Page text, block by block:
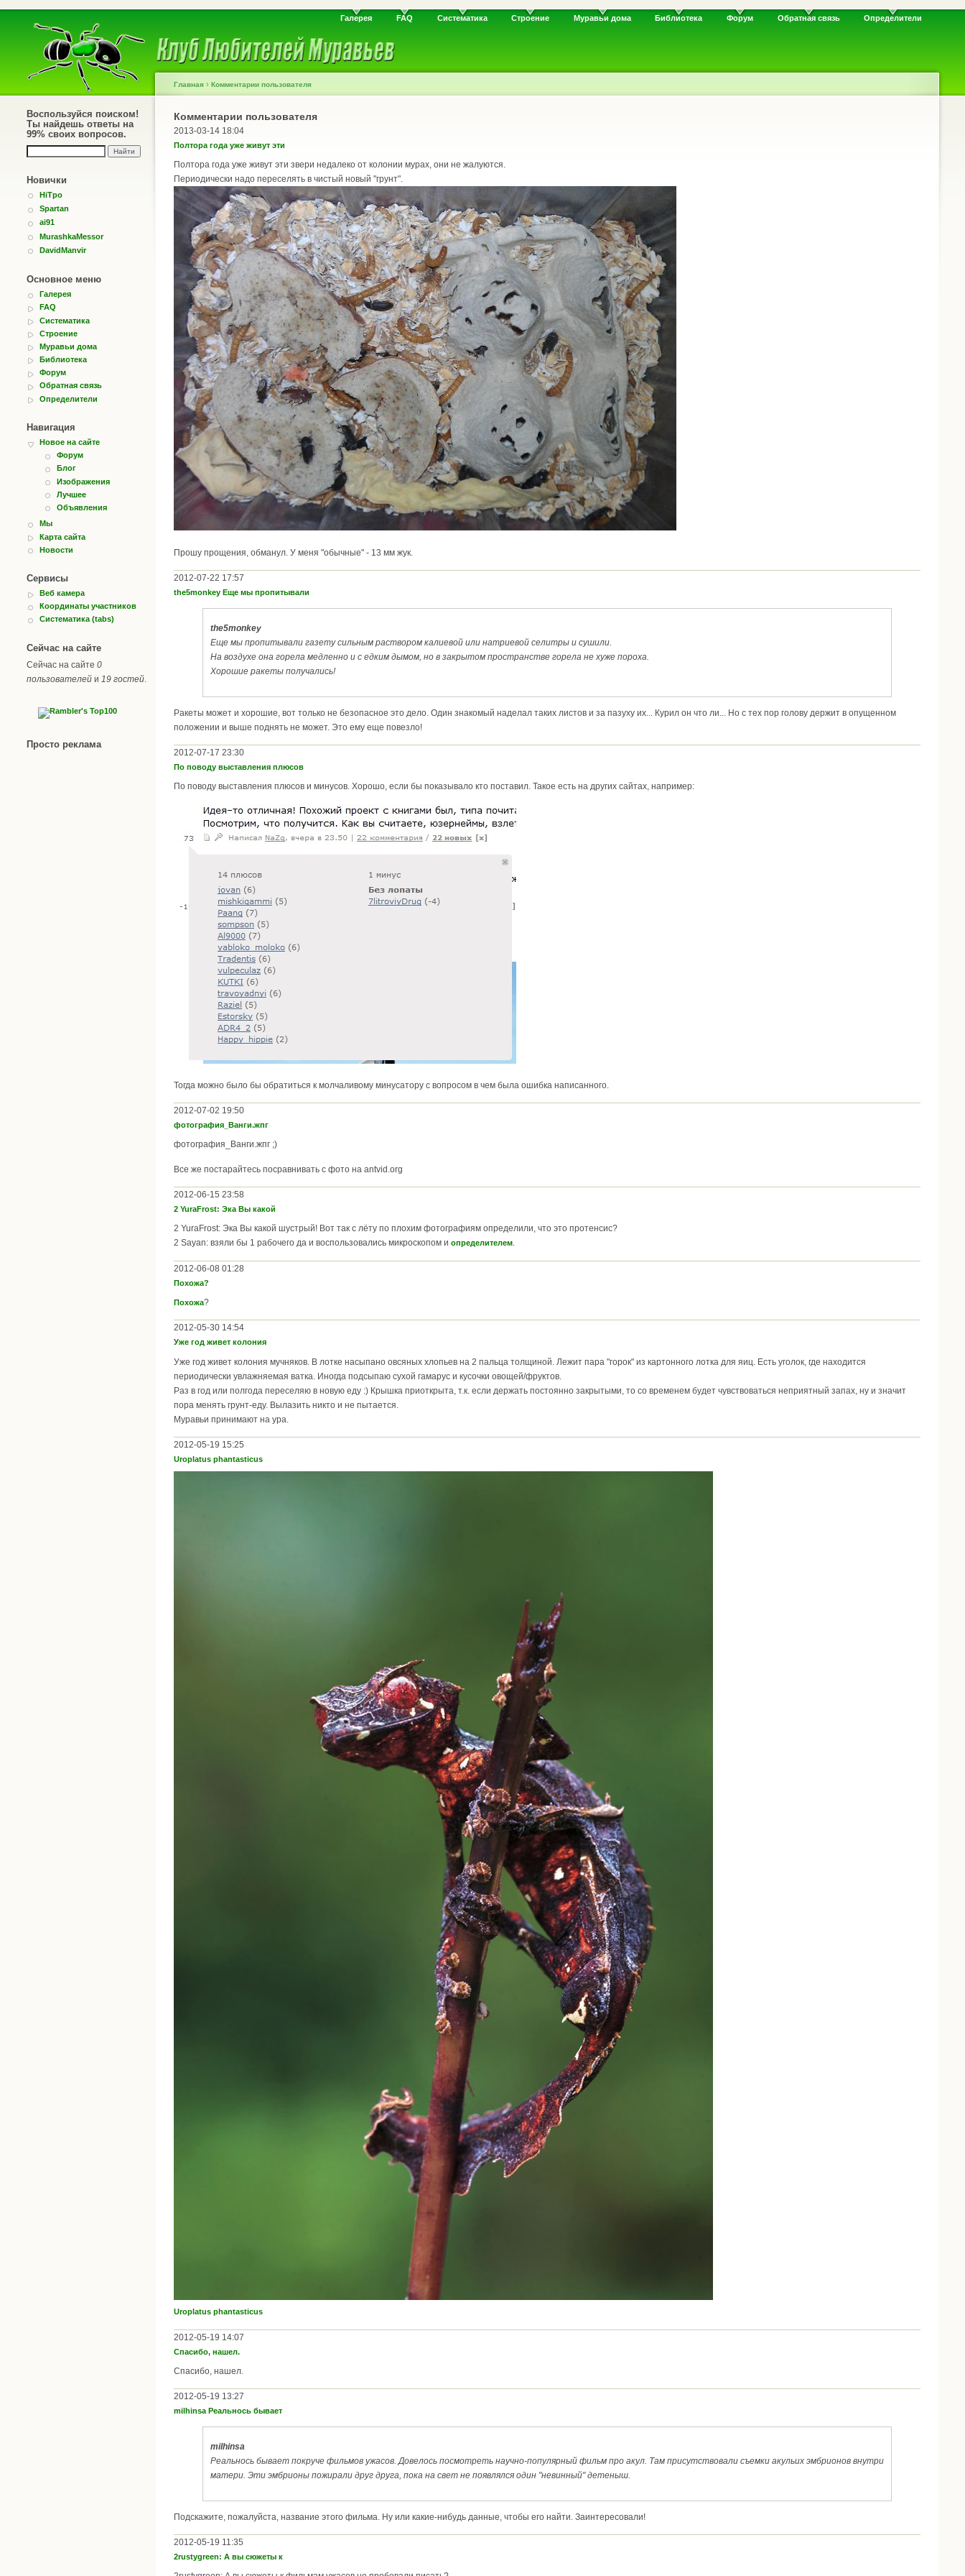
Галерея FAQ Систематика Строение Муравьи дома Библиотека Форум Обратная связь Определители
Воспользуйся поиском!
Ты найдешь ответы на
99% своих вопросов.
Новички
HiTpo
Spartan
ai91
MurashkaMessor
DavidManvir
Основное меню
Галерея
FAQ
Систематика
Строение
Муравьи дома
Библиотека
Форум
Обратная связь
Определители
Навигация
Новое на сайте
Форум
Блог
Изображения
Лучшее
Объявления
Мы
Карта сайта
Новости
Сервисы
Веб камера
Координаты участников
Систематика (tabs)
Сейчас на сайте
Сейчас на сайте 0
пользователей и 19 гостей.
Просто реклама
Главная › Комментарии пользователя
Комментарии пользователя
2013-03-14 18:04
Полтора года уже живут эти
Полтора года уже живут эти звери недалеко от колонии мурах, они не жалуются.
Периодически надо переселять в чистый новый "грунт".
Прошу прощения, обманул. У меня "обычные" - 13 мм жук.
2012-07-22 17:57
the5monkey Еще мы пропитывали
the5monkey
Еще мы пропитывали газету сильным раствором калиевой или натриевой селитры и сушили.
На воздухе она горела медленно и с едким дымом, но в закрытом пространстве горела не хуже пороха.
Хорошие ракеты получались!
Ракеты может и хорошие, вот только не безопасное это дело. Один знакомый наделал таких листов и за пазуху их... Курил он что ли... Но с тех пор голову держит в опущенном
положении и выше поднять не может. Это ему еще повезло!
2012-07-17 23:30
По поводу выставления плюсов
По поводу выставления плюсов и минусов. Хорошо, если бы показывало кто поставил. Такое есть на других сайтах, например:
Тогда можно было бы обратиться к молчаливому минусатору с вопросом в чем была ошибка написанного.
2012-07-02 19:50
фотография_Ванги.жпг
фотография_Ванги.жпг ;)
Все же постарайтесь посравнивать с фото на antvid.org
2012-06-15 23:58
2 YuraFrost: Эка Вы какой
2 YuraFrost: Эка Вы какой шустрый! Вот так с лёту по плохим фотографиям определили, что это протенсис?
2 Sayan: взяли бы 1 рабочего да и воспользовались микроскопом и определителем.
2012-06-08 01:28
Похожа?
Похожа?
2012-05-30 14:54
Уже год живет колония
Уже год живет колония мучняков. В лотке насыпано овсяных хлопьев на 2 пальца толщиной. Лежит пара "горок" из картонного лотка для яиц. Есть уголок, где находится
периодически увлажняемая ватка. Иногда подсыпаю сухой гамарус и кусочки овощей/фруктов.
Раз в год или полгода переселяю в новую еду :) Крышка приоткрыта, т.к. если держать постоянно закрытыми, то со временем будет чувствоваться неприятный запах, ну и значит
пора менять грунт-еду. Вылазить никто и не пытается.
Муравьи принимают на ура.
2012-05-19 15:25
Uroplatus phantasticus
Uroplatus phantasticus
2012-05-19 14:07
Спасибо, нашел.
Спасибо, нашел.
2012-05-19 13:27
milhinsa Реальнось бывает
milhinsa
Реальнось бывает покруче фильмов ужасов. Довелось посмотреть научно-популярный фильм про акул. Там присутствовали съемки акульих эмбрионов внутри
матери. Эти эмбрионы пожирали друг друга, пока на свет не появлялся один "невинный" детеныш.
Подскажите, пожалуйста, название этого фильма. Ну или какие-нибудь данные, чтобы его найти. Заинтересовали!
2012-05-19 11:35
2rustygreen: А вы сюжеты к